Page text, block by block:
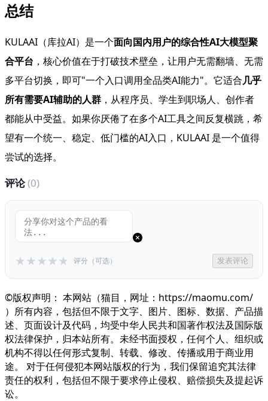
总结
KULAAI（库拉AI）是一个面向国内用户的综合性AI大模型聚
合平台 ，核心价值在于打破技术壁垒，让用户无需翻墙、无需
多平台切换，即可"一个入口调用全品类AI能力"。它适合几乎
所有需要AI辅助的人群 ，从程序员、学生到职场人、创作者
都能从中受益。如果你厌倦了在多个AI工具之间反复横跳，希
望有一个统一、稳定、低门槛的AI入口，KULAAI 是一个值得
尝试的选择。
评论(0)
★★★★★ 评分（可选） 发表评论
©版权声明： 本网站（猫目，网址：https://maomu.com/
）所有内容，包括但不限于文字、图片、图标、数据、产品描
述、页面设计及代码，均受中华人民共和国著作权法及国际版
权法律保护，归本站所有。未经书面授权，任何个人、组织或
机构不得以任何形式复制、转载、修改、传播或用于商业用
途。 对于任何侵犯本网站版权的行为，我们保留追究其法律
责任的权利，包括但不限于要求停止侵权、赔偿损失及提起诉
讼。